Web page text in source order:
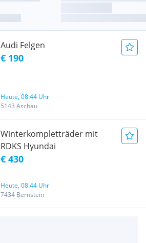
Audi Felgen
€ 190
Heute, 08:44 Uhr
5143 Aschau
Winterkompletträder mit
RDKS Hyundai
€ 430
Heute, 08:44 Uhr
7434 Bernstein